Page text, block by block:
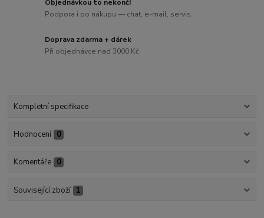
Objednávkou to nekončí
Podpora i po nákupu — chat, e-mail, servis.
Doprava zdarma + dárek
Při objednávce nad 3000 Kč
Kompletní specifikace
Hodnocení 0
Komentáře 0
Související zboží 1